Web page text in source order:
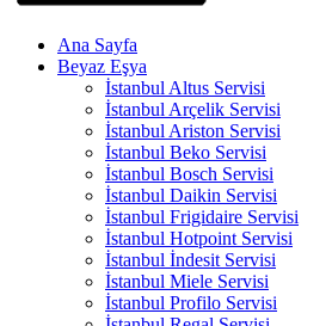
Ana Sayfa
Beyaz Eşya
İstanbul Altus Servisi
İstanbul Arçelik Servisi
İstanbul Ariston Servisi
İstanbul Beko Servisi
İstanbul Bosch Servisi
İstanbul Daikin Servisi
İstanbul Frigidaire Servisi
İstanbul Hotpoint Servisi
İstanbul İndesit Servisi
İstanbul Miele Servisi
İstanbul Profilo Servisi